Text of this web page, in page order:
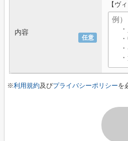
任意
内容
【ヴ
※利用規約及びプライバシーポリシーを